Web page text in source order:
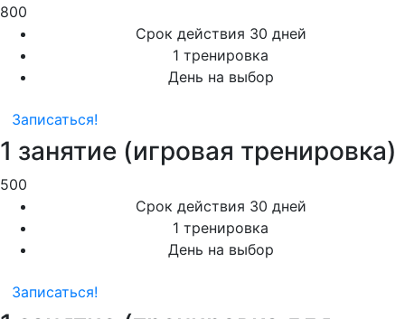
800
Срок действия 30 дней
1 тренировка
День на выбор
Записаться!
1 занятие (игровая тренировка)
500
Срок действия 30 дней
1 тренировка
День на выбор
Записаться!